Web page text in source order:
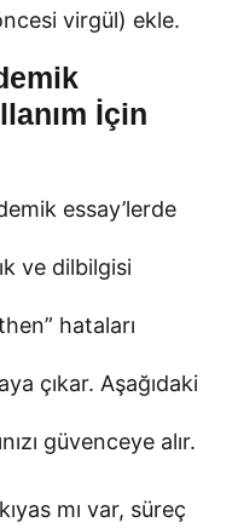
virgül) ekle.
İçin
essay’lerde
ve dilbilgisi
hataları
çıkar. Aşağıdaki
güvenceye alır.
mı var, süreç